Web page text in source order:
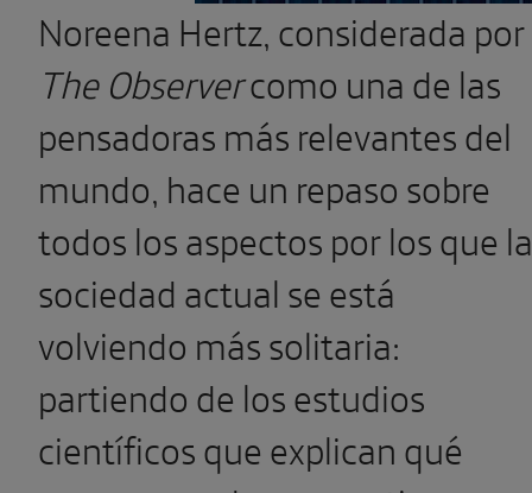
Noreena Hertz, considerada por
The Observercomo una de las
pensadoras más relevantes del
mundo, hace un repaso sobre
todos los aspectos por los que la
sociedad actual se está
volviendo más solitaria:
partiendo de los estudios
científicos que explican qué